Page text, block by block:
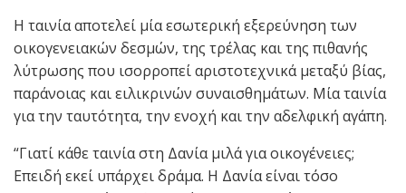
H ταινία αποτελεί μία εσωτερική εξερεύνηση των
οικογενειακών δεσμών, της τρέλας και της πιθανής
λύτρωσης που ισορροπεί αριστοτεχνικά μεταξύ βίας,
παράνοιας και ειλικρινών συναισθημάτων. Μία ταινία
για την ταυτότητα, την ενοχή και την αδελφική αγάπη.
“Γιατί κάθε ταινία στη Δανία μιλά για οικογένειες;
Επειδή εκεί υπάρχει δράμα. Η Δανία είναι τόσο